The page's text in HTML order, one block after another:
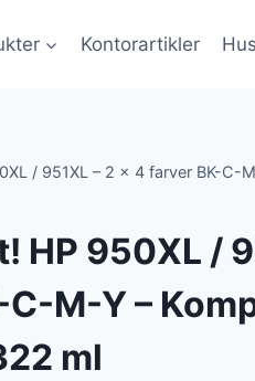
Kontorartikler
/ 951XL – 2 x 4 farver BK-C-
HP 950XL /
M-Y –
ml